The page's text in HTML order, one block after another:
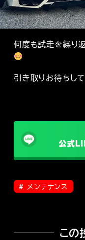
何度も試走を繰り
引き取りお待ちし
メンテナンス
この